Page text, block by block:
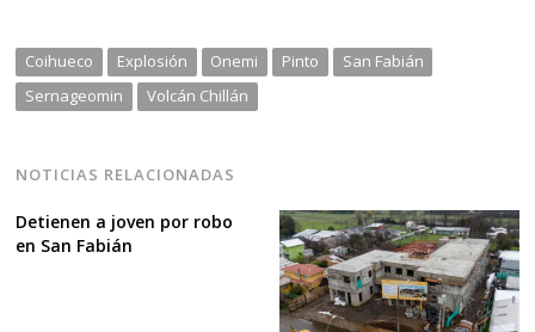
Coihueco Explosión Onemi Pinto
San Fabián
Sernageomin
Volcán Chillán
NOTICIAS RELACIONADAS
Detienen a joven por robo
en San Fabián